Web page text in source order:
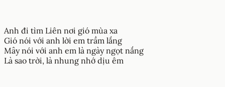
Anh đi tìm Liên nơi gió mùa xa
Gió nói với anh lời em trầm lắng
Mây nói với anh em là ngày ngọt nắng
Là sao trời, là nhung nhớ dịu êm